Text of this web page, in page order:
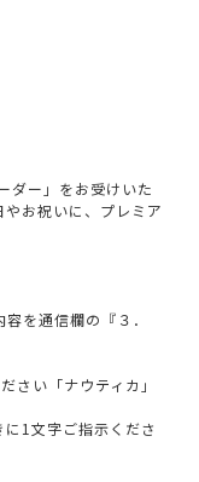
ダー」をお受けいた
お祝いに、プレミア
を通信欄の『３．
い「ナウティカ」
1文字ご指示くださ